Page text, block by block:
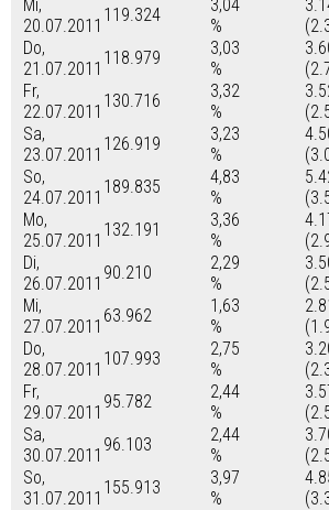
Mi,
20.07.2011
119.324
3,04
%
Do,
21.07.2011
118.979
3,03
%
Fr,
22.07.2011
130.716
3,32
%
Sa,
23.07.2011
126.919
3,23
%
So,
24.07.2011
189.835
4,83
%
Mo,
25.07.2011
132.191
3,36
%
Di,
26.07.2011
90.210
2,29
%
Mi,
27.07.2011
63.962
1,63
%
Do,
28.07.2011
107.993
2,75
%
Fr,
29.07.2011
95.782
2,44
%
Sa,
30.07.2011
96.103
2,44
%
So,
31.07.2011
155.913
3,97
%